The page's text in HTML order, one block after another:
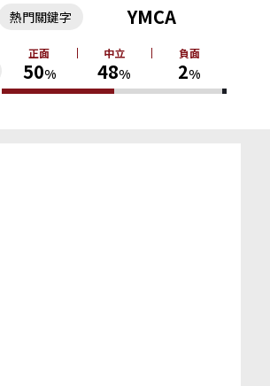
正面
50%
中立
48%
負面
2%
熱門關鍵字 YMCA